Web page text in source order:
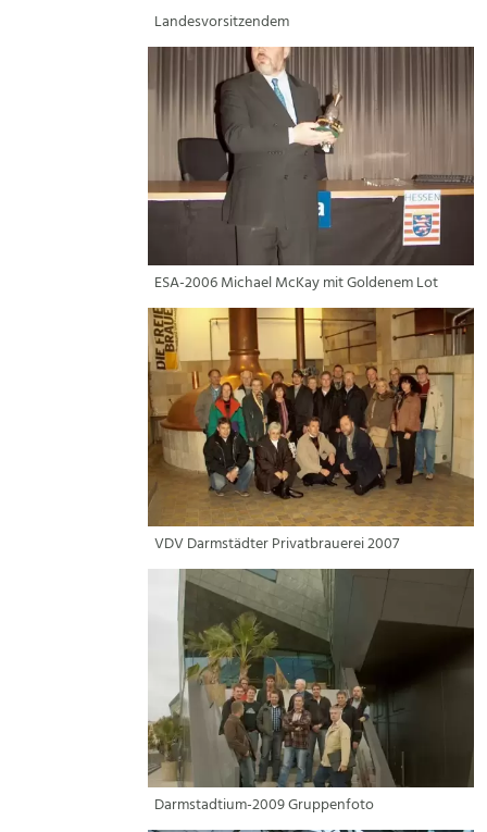
Landesvorsitzendem
ESA-2006 Michael McKay mit Goldenem Lot
VDV Darmstädter Privatbrauerei 2007
Darmstadtium-2009 Gruppenfoto